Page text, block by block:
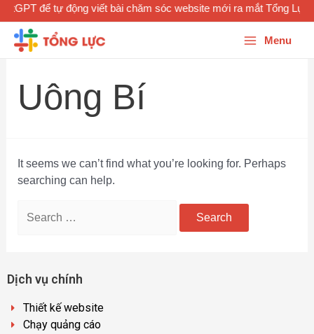
để tự động viết bài chăm sóc website mới ra mắt Tổng Lực
Menu
Uông Bí
It seems we can’t find what you’re looking for. Perhaps
searching can help.
Dịch vụ chính
Thiết kế website
Chạy quảng cáo